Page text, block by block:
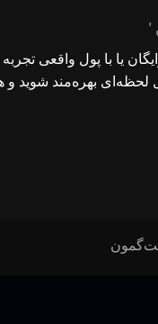
یا با پول واقعی
لحظه‌ای بهره‌مند شوید و